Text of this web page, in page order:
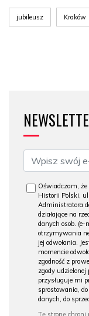
jubileusz Kraków
Oświadczam,
Historii Polski,
Administratora
działające na
danych osob. (e-
otrzymywania
jej odwołania.
momencie
zgodność z
zgody
przysługuje mi
sprostowania,
danych, do